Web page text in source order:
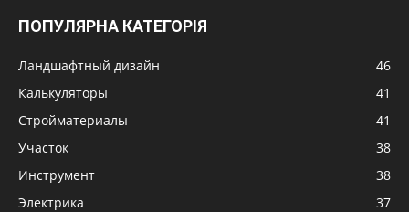
ПОПУЛЯРНА КАТЕГОРІЯ
Ландшафтный дизайн
46
Калькуляторы
41
Стройматериалы
41
Участок
38
Инструмент
38
Электрика
37